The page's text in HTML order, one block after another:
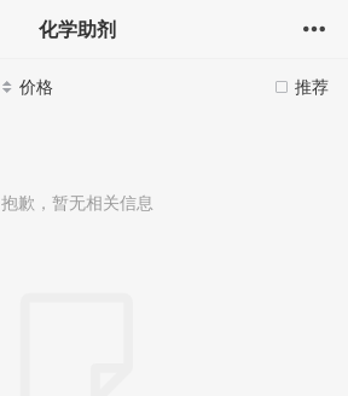
化学助剂
推荐
价格
抱歉，暂无相关信息